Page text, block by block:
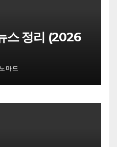
스 정리 (2026
마드